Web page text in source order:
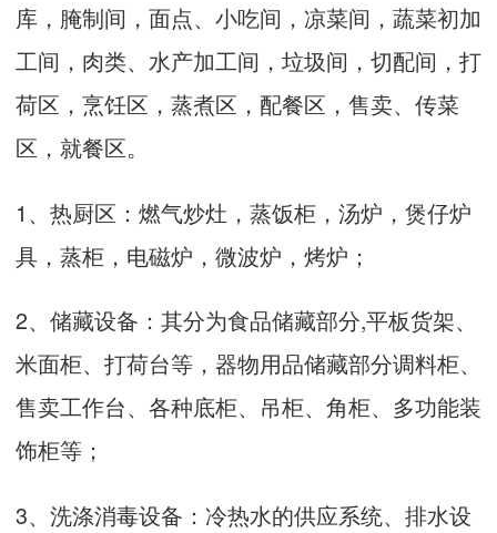
库，腌制间，面点、小吃间，凉菜间，蔬菜初加
工间，肉类、水产加工间，垃圾间，切配间，打
荷区，烹饪区，蒸煮区，配餐区，售卖、传菜
区，就餐区。
1、热厨区：燃气炒灶，蒸饭柜，汤炉，煲仔炉
具，蒸柜，电磁炉，微波炉，烤炉；
2、储藏设备：其分为食品储藏部分,平板货架、
米面柜、打荷台等，器物用品储藏部分调料柜、
售卖工作台、各种底柜、吊柜、角柜、多功能装
饰柜等；
3、洗涤消毒设备：冷热水的供应系统、排水设